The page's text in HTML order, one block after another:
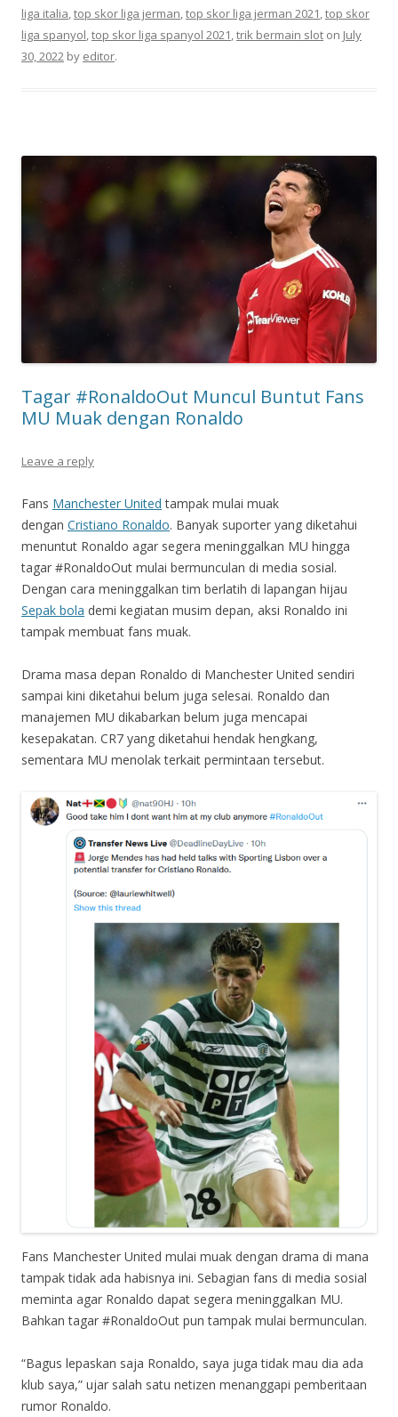
liga italia,top skor liga jerman,top skor liga jerman 2021,top skor
liga spanyol,top skor liga spanyol 2021,trik bermain slot on July
30, 2022 by editor.
Tagar #RonaldoOut Muncul Buntut Fans
MU Muak dengan Ronaldo
Leave a reply
Fans Manchester United tampak mulai muak
dengan Cristiano Ronaldo. Banyak suporter yang diketahui
menuntut Ronaldo agar segera meninggalkan MU hingga
tagar #RonaldoOut mulai bermunculan di media sosial.
Dengan cara meninggalkan tim berlatih di lapangan hijau
Sepak bola demi kegiatan musim depan, aksi Ronaldo ini
tampak membuat fans muak.
Drama masa depan Ronaldo di Manchester United sendiri
sampai kini diketahui belum juga selesai. Ronaldo dan
manajemen MU dikabarkan belum juga mencapai
kesepakatan. CR7 yang diketahui hendak hengkang,
sementara MU menolak terkait permintaan tersebut.
Fans Manchester United mulai muak dengan drama di mana
tampak tidak ada habisnya ini. Sebagian fans di media sosial
meminta agar Ronaldo dapat segera meninggalkan MU.
Bahkan tagar #RonaldoOut pun tampak mulai bermunculan.
“Bagus lepaskan saja Ronaldo, saya juga tidak mau dia ada
klub saya,” ujar salah satu netizen menanggapi pemberitaan
rumor Ronaldo.